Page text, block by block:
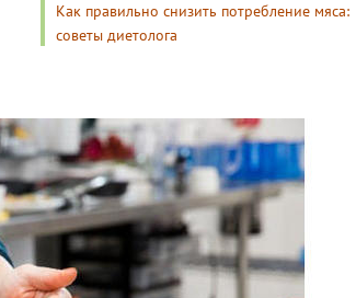
Как правильно снизить потребление мяса:
советы диетолога